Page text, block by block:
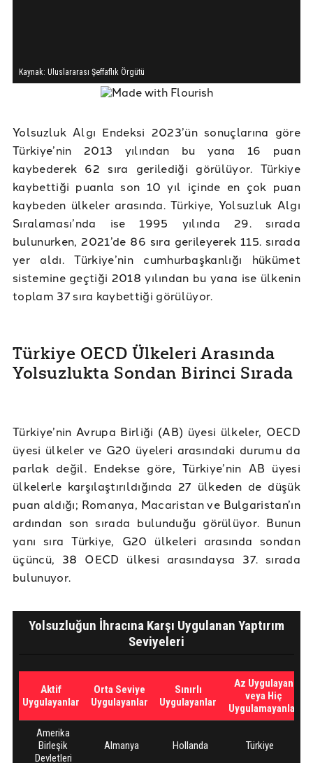
Yolsuzluk Algı Endeksi 2023’ün sonuçlarına göre
Türkiye’nin 2013 yılından bu yana 16 puan
kaybederek 62 sıra gerilediği görülüyor. Türkiye
kaybettiği puanla son 10 yıl içinde en çok puan
kaybeden ülkeler arasında. Türkiye, Yolsuzluk Algı
Sıralaması’nda ise 1995 yılında 29. sırada
bulunurken, 2021’de 86 sıra gerileyerek 115. sırada
yer aldı. Türkiye’nin cumhurbaşkanlığı hükümet
sistemine geçtiği 2018 yılından bu yana ise ülkenin
toplam 37 sıra kaybettiği görülüyor.
Türkiye OECD Ülkeleri Arasında
Yolsuzlukta Sondan Birinci Sırada
Türkiye’nin Avrupa Birliği (AB) üyesi ülkeler, OECD
üyesi ülkeler ve G20 üyeleri arasındaki durumu da
parlak değil. Endekse göre, Türkiye’nin AB üyesi
ülkelerle karşılaştırıldığında 27 ülkeden de düşük
puan aldığı; Romanya, Macaristan ve Bulgaristan’ın
ardından son sırada bulunduğu görülüyor. Bunun
yanı sıra Türkiye, G20 ülkeleri arasında sondan
üçüncü, 38 OECD ülkesi arasındaysa 37. sırada
bulunuyor.